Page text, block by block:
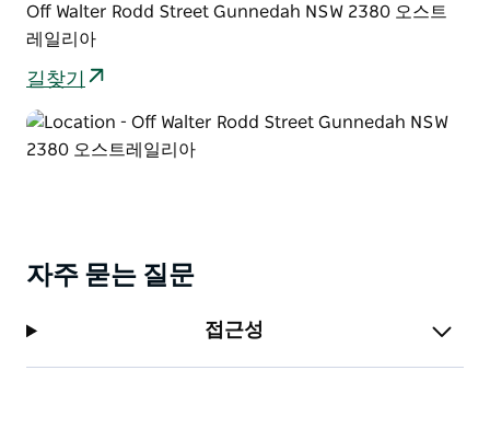
니다.
Off Walter Rodd Street Gunnedah NSW 2380 오스트
레일리아
길찾기
자주 묻는 질문
접근성